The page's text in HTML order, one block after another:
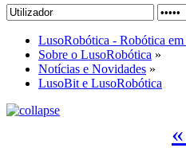
LusoRobótica - Robótica em
Sobre o LusoRobótica »
Notícias e Novidades »
LusoBit e LusoRobótica